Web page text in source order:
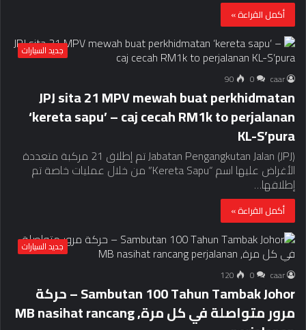
أكمل القراءة »
جديد السيارات
caar
0
90
JPJ sita 21 MPV mewah buat perkhidmatan
‘kereta sapu’ – ​​caj cecah RM1k to perjalanan
KL-S’pura
Jabatan Pengangkutan Jalan (JPJ) تم إطلاق 21 مركبة متعددة
الأغراض عليها اسم “Kereta Sapu” من خلال عمليات خاصة تم
إطلاقها…
أكمل القراءة »
جديد السيارات
caar
0
120
Sambutan 100 Tahun Tambak Johor – حركة
مرور متواصلة في كل مرة, MB nasihat rancang